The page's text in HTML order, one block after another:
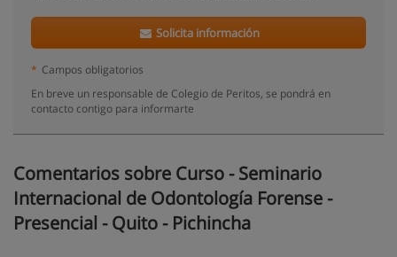
Solicita información
* Campos obligatorios
En breve un responsable de Colegio de Peritos, se pondrá en
contacto contigo para informarte
Comentarios sobre Curso - Seminario
Internacional de Odontología Forense -
Presencial - Quito - Pichincha